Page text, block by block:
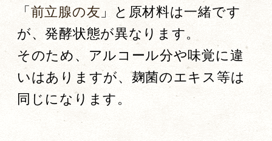
「 前立腺の友 」と原材料は一緒です
が、発酵状態が異なります。
そのため、アルコール分や味覚に違
いはありますが、麹菌のエキス等は
同じになります。